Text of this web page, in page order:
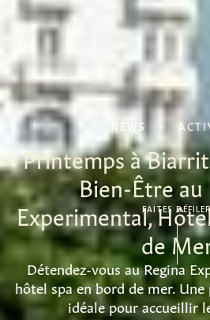
Printemps à
Bien-Être au
Experimental,
de
Détendez-vous au Regina
hôtel spa en bord de mer.
idéale pour accueillir
NEWS >
FAITES DÉFILER